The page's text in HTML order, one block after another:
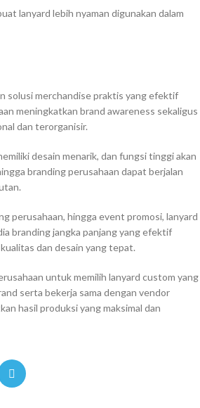
lanyard lebih nyaman digunakan dalam
solusi merchandise praktis yang efektif
meningkatkan brand awareness sekaligus
dan terorganisir.
desain menarik, dan fungsi tinggi akan
branding perusahaan dapat berjalan
perusahaan, hingga event promosi, lanyard
branding jangka panjang yang efektif
dan desain yang tepat.
untuk memilih lanyard custom yang
serta bekerja sama dengan vendor
hasil produksi yang maksimal dan